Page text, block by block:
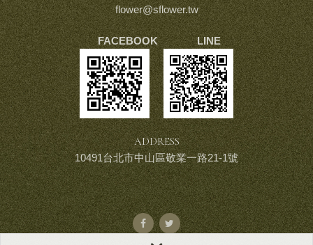
flower@sflower.tw
FACEBOOK LINE
ADDRESS
10491台北市中山區敬業一路21-1號